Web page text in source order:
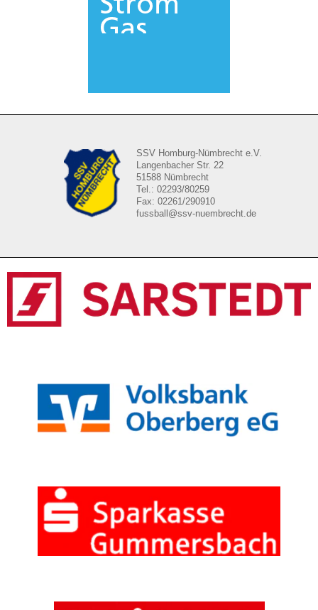
SSV Homburg-Nümbrecht e.V.
Langenbacher Str. 22
51588 Nümbrecht
Tel.: 02293/80259
Fax: 02261/290910
fussball@ssv-nuembrecht.de